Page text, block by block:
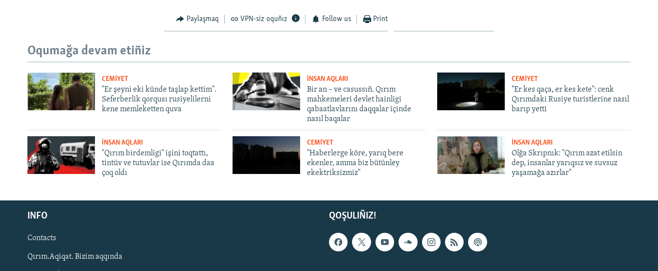
Русский
Українською
QOŞULIÑIZ!
Paylaşmaq VPN-siz oquñız Follow us Print
Oqumağa devam etiñiz
CEMİYET
"Er şeyni eki künde taşlap kettim".
Seferberlik qorqusı rusiyelilerni
kene memleketten quva
İNSAN AQLARI
Bir an – ve casussıñ. Qırım
mahkemeleri devlet hainligi
qabaatlavlarını daqqalar içinde
nasıl baqalar
CEMİYET
"Er kes qaça, er kes kete": cenk
Qırımdaki Rusiye turistlerine nasıl
barıp yetti
İNSAN AQLARI
"Qırım birdemligi" işini toqtattı,
tintüv ve tutuvlar ise Qırımda daa
çoq oldı
CEMİYET
"Haberlerge köre, yarıq bere
ekenler, amma biz bütünley
ekektriksizmiz"
İNSAN AQLARI
Olğa Skrıpnık: "Qırım azat etilsin
dep, insanlar yarıqsız ve suvsuz
yaşamağa azırlar"
QOŞULIÑIZ!
INFO
Contacts
Qırım.Aqiqat. Bizim aqqında